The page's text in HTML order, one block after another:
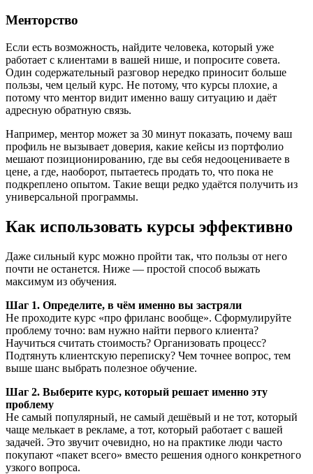
Менторство
Если есть возможность, найдите человека, который уже
работает с клиентами в вашей нише, и попросите совета.
Один содержательный разговор нередко приносит больше
пользы, чем целый курс. Не потому, что курсы плохие, а
потому что ментор видит именно вашу ситуацию и даёт
адресную обратную связь.
Например, ментор может за 30 минут показать, почему ваш
профиль не вызывает доверия, какие кейсы из портфолио
мешают позиционированию, где вы себя недооцениваете в
цене, а где, наоборот, пытаетесь продать то, что пока не
подкреплено опытом. Такие вещи редко удаётся получить из
универсальной программы.
Как использовать курсы эффективно
Даже сильный курс можно пройти так, что пользы от него
почти не останется. Ниже — простой способ выжать
максимум из обучения.
Шаг 1. Определите, в чём именно вы застряли
Не проходите курс «про фриланс вообще». Сформулируйте
проблему точно: вам нужно найти первого клиента?
Научиться считать стоимость? Организовать процесс?
Подтянуть клиентскую переписку? Чем точнее вопрос, тем
выше шанс выбрать полезное обучение.
Шаг 2. Выберите курс, который решает именно эту
проблему
Не самый популярный, не самый дешёвый и не тот, который
чаще мелькает в рекламе, а тот, который работает с вашей
задачей. Это звучит очевидно, но на практике люди часто
покупают «пакет всего» вместо решения одного конкретного
узкого вопроса.